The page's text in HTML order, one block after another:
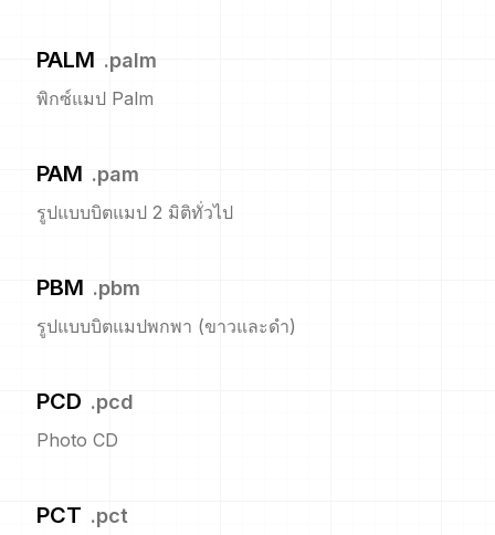
PALM .palm
พิกซ์แมป Palm
PAM .pam
รูปแบบบิตแมป 2 มิติทั่วไป
PBM .pbm
รูปแบบบิตแมปพกพา (ขาวและดำ)
PCD .pcd
Photo CD
PCT .pct